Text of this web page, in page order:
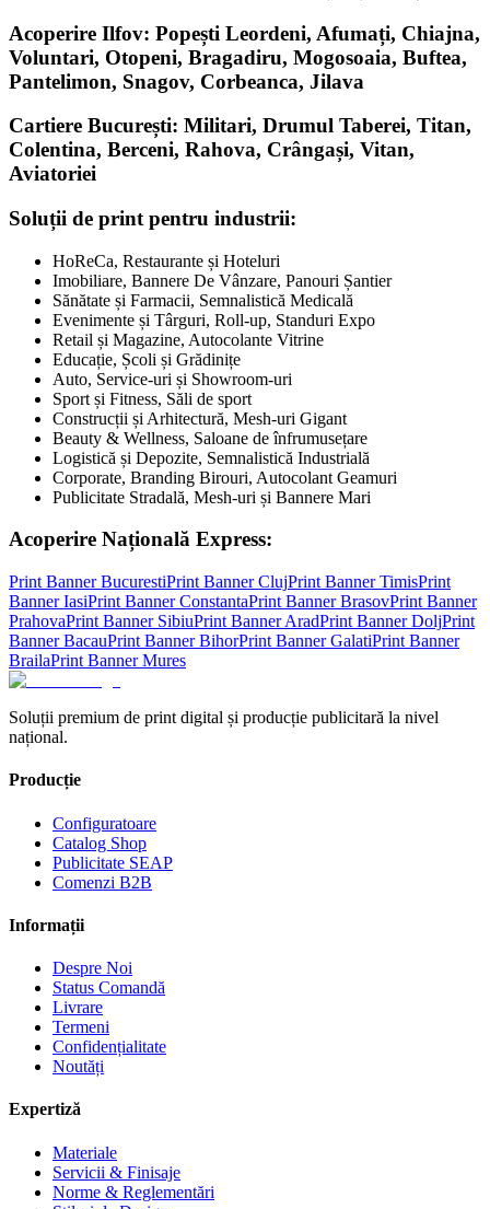
Acoperire Ilfov: Popești Leordeni, Afumați, Chiajna,
Voluntari, Otopeni, Bragadiru, Mogosoaia, Buftea,
Pantelimon, Snagov, Corbeanca, Jilava
Cartiere București: Militari, Drumul Taberei, Titan,
Colentina, Berceni, Rahova, Crângași, Vitan,
Aviatoriei
Soluții de print pentru industrii:
HoReCa, Restaurante și Hoteluri
Imobiliare, Bannere De Vânzare, Panouri Șantier
Sănătate și Farmacii, Semnalistică Medicală
Evenimente și Târguri, Roll-up, Standuri Expo
Retail și Magazine, Autocolante Vitrine
Educație, Școli și Grădinițe
Auto, Service-uri și Showroom-uri
Sport și Fitness, Săli de sport
Construcții și Arhitectură, Mesh-uri Gigant
Beauty & Wellness, Saloane de înfrumusețare
Logistică și Depozite, Semnalistică Industrială
Corporate, Branding Birouri, Autocolant Geamuri
Publicitate Stradală, Mesh-uri și Bannere Mari
Acoperire Națională Express:
Print BannerBucurestiPrint BannerClujPrint BannerTimisPrint
BannerIasiPrint BannerConstantaPrint BannerBrasovPrint Banner
PrahovaPrint Banner SibiuPrint BannerAradPrint BannerDoljPrint
BannerBacauPrint BannerBihorPrint BannerGalatiPrint Banner
BrailaPrint BannerMures
Soluții premium de print digital și producție publicitară la nivel
național.
Producție
Configuratoare
Catalog Shop
Publicitate SEAP
Comenzi B2B
Informații
Despre Noi
Status Comandă
Livrare
Termeni
Confidențialitate
Noutăți
Expertiză
Materiale
Servicii & Finisaje
Norme & Reglementări